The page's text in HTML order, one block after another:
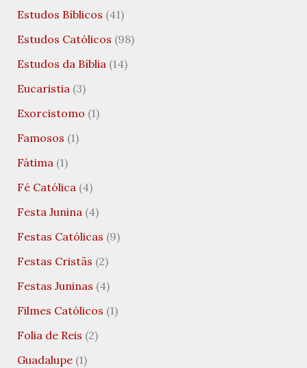
Estudos Bíblicos (41)
Estudos Católicos (98)
Estudos da Bíblia(14)
Eucaristia(3)
Exorcistomo (1)
Famosos (1)
Fátima(1)
Fé Católica(4)
Festa Junina(4)
Festas Católicas (9)
Festas Cristãs (2)
Festas Juninas (4)
Filmes Católicos (1)
Folia de Reis (2)
Guadalupe(1)